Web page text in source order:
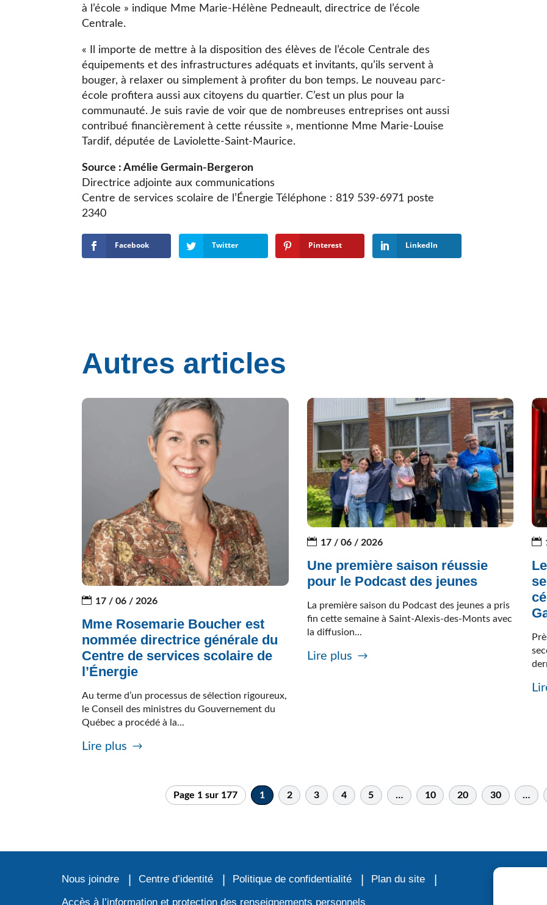
à l’école » indique Mme Marie-Hélène Pedneault, directrice de l’école
Centrale.
« Il importe de mettre à la disposition des élèves de l’école Centrale des
équipements et des infrastructures adéquats et invitants, qu’ils servent à
bouger, à relaxer ou simplement à profiter du bon temps. Le nouveau parc-
école profitera aussi aux citoyens du quartier. C’est un plus pour la
communauté. Je suis ravie de voir que de nombreuses entreprises ont aussi
contribué financièrement à cette réussite », mentionne Mme Marie-Louise
Tardif, députée de Laviolette-Saint-Maurice.
Source : Amélie Germain-Bergeron
Directrice adjointe aux communications
Centre de services scolaire de l’Énergie Téléphone : 819 539-6971 poste
2340
Facebook Twitter Pinterest LinkedIn
Autres articles
17 / 06 / 2026
Mme Rosemarie Boucher est
nommée directrice générale du
Centre de services scolaire de
l’Énergie
Au terme d’un processus de sélection rigoureux,
le Conseil des ministres du Gouvernement du
Québec a procédé à la...
Lire plus
17 / 06 / 2026
Une première saison réussie
pour le Podcast des jeunes
La première saison du Podcast des jeunes a pris
fin cette semaine à Saint-Alexis-des-Monts avec
la diffusion...
Lire plus
Page 1 sur 177 1 2 3 4 5 … 10 20 30 …
Nous joindre Centre d’identité Politique de confidentialité
Plan du site
Accès à l’information et protection des renseignements personnels